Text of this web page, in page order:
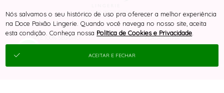
SITE 100% SEGURO PLATAFORMA B2B
® TODOS DIREITOS RESERVADOS
Nós salvamos o seu histórico de uso pra oferecer a melhor experiência
na Doce Paixão Lingerie. Quando você navega no nosso site, aceita
esta condição. Conheça nossa Política de Cookies e Privacidade
ACEITAR E FECHAR